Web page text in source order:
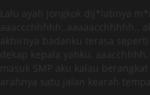
Lalu ayah jongkok dij*latinya
aaaccchhhhh..aaaaacchhhhh..
akhirnya badanku terasa
dekap kepala yahku,
masuk SMP aku kalau
arahnya satu jalan kearah